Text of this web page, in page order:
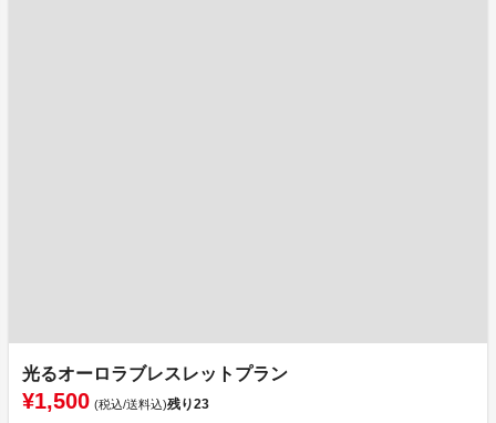
光るオーロラブレスレットプラン
¥1,500 (税込/送料込)残り23